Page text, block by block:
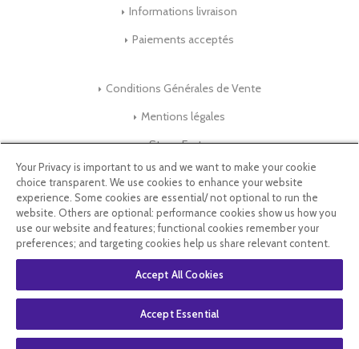
Informations livraison
Paiements acceptés
Conditions Générales de Vente
Mentions légales
Store-Factory
Qui Sommes nous ?
Parrainage
Blog & Conseils
Select Language
Your Privacy is important to us and we want to make your cookie
choice transparent. We use cookies to enhance your website
experience. Some cookies are essential/ not optional to run the
website. Others are optional: performance cookies show us how you
use our website and features; functional cookies remember your
preferences; and targeting cookies help us share relevant content.
Accept All Cookies
Accept Essential